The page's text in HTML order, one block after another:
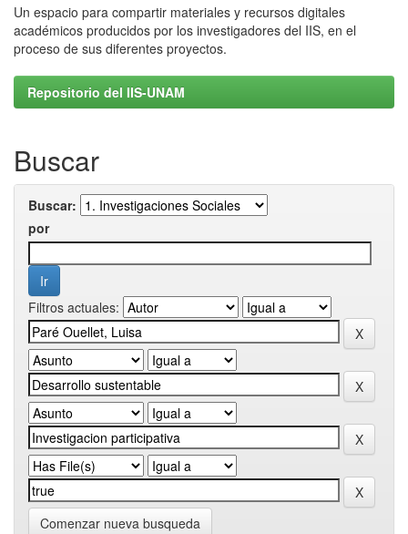
Un espacio para compartir materiales y recursos digitales
académicos producidos por los investigadores del IIS, en el
proceso de sus diferentes proyectos.
Repositorio del IIS-UNAM
Buscar
Buscar:
por
Filtros actuales:
Comenzar nueva busqueda